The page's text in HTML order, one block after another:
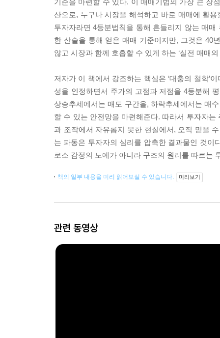
기준을 마련할 수 있다. 이 매매기법의 가장 큰 장
산으로, 누구나 시장을 해석하고 바로 매매에 활
투자자라면 4등분법칙을 통해 흔들리지 않는 매
한 산술을 통해 얻은 매매 기준이지만, 그것은 40
않고 시장과 함께 호흡할 수 있게 하는 ‘실전 매매
저자가 이 책에서 강조하는 핵심은 ‘대충의 철학’
성을 인정하면서 주가의 고점과 저점을 4등분해
상승추세에서는 매도 구간을, 하락추세에서는 매
할 수 있는 안전망을 마련해준다. 따라서 투자자
과 조작에서 자유롭지 못한 현실에서, 오직 믿을
는 파동은 투자자의 심리를 압축한 결과물인 것이
로소 감정의 노예가 아니라 구조의 원리를 따르는
책의 일부 내용을 미리 읽어보실 수 있습니다. 미리보기
관련 동영상